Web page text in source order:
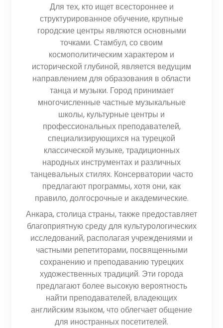
Для тех, кто ищет всестороннее и
структурированное обучение, крупные
городские центры являются основными
точками. Стамбул, со своим
космополитическим характером и
исторической глубиной, является ведущим
направлением для образования в области
танца и музыки. Город принимает
многочисленные частные музыкальные
школы, культурные центры и
профессиональных преподавателей,
специализирующихся на турецкой
классической музыке, традиционных
народных инструментах и различных
танцевальных стилях. Консерватории часто
предлагают программы, хотя они, как
правило, долгосрочные и академические.
Анкара, столица страны, также предоставляет
благоприятную среду для культурологических
исследований, располагая учреждениями и
частными репетиторами, посвященными
сохранению и преподаванию турецких
художественных традиций. Эти города
предлагают более высокую вероятность
найти преподавателей, владеющих
английским языком, что облегчает общение
для иностранных посетителей.